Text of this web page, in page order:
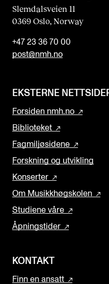
Slemdalsveien 11
0369 Oslo, Norway
+47 23 36 70 00
post@nmh.no
EKSTERNE
Forsiden nmh.no
Biblioteket
Fagmiljøsidene
Forskning og utvikling
Konserter
Om Musikkhøgskolen
Studiene våre
Åpningstider
KONTAKT
Finn en ansatt